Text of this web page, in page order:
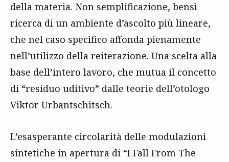
della materia. Non semplificazione, bensì
ricerca di un ambiente d’ascolto più lineare,
che nel caso specifico affonda pienamente
nell’utilizzo della reiterazione. Una scelta alla
base dell’intero lavoro, che mutua il concetto
di “residuo uditivo” dalle teorie dell’otologo
Viktor Urbantschitsch.
L’esasperante circolarità delle modulazioni
sintetiche in apertura di “I Fall From The